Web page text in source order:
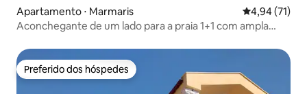
Apartamento ⋅ Marmaris 4,94 de uma
4,94 (71)
Aconchegante de um lado para a praia 1+1 com ampla
Preferido dos hóspedes
Preferido dos hóspedes